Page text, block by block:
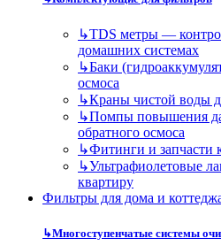
↳TDS метры —
домашних системах
↳Баки
осмоса
↳Краны чистой воды
↳Помпы повышения
обратного осмоса
↳Фитинги и запчасти
↳Ультрафиолетовые
квартиру
Фильтры для дома и
↳Многоступенчатые системы